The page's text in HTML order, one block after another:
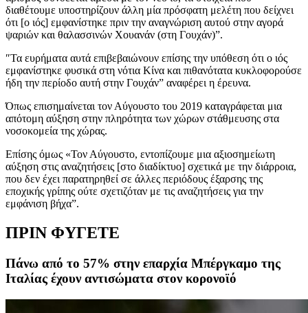
διαθέτουμε υποστηρίζουν άλλη μία πρόσφατη μελέτη που δείχνει
ότι [ο ιός] εμφανίστηκε πριν την αναγνώριση αυτού στην αγορά
ψαριών και θαλασσινών Χουανάν (στη Γουχάν)”.
″Τα ευρήματα αυτά επιβεβαιώνουν επίσης την υπόθεση ότι ο ιός
εμφανίστηκε φυσικά στη νότια Κίνα και πιθανότατα κυκλοφορούσε
ήδη την περίοδο αυτή στην Γουχάν” αναφέρει η έρευνα.
Όπως επισημαίνεται τον Αύγουστο του 2019 καταγράφεται μια
απότομη αύξηση στην πληρότητα των χώρων στάθμευσης στα
νοσοκομεία της χώρας.
Επίσης όμως «Τον Αύγουστο, εντοπίζουμε μια αξιοσημείωτη
αύξηση στις αναζητήσεις [στο διαδίκτυο] σχετικά με την διάρροια,
που δεν έχει παρατηρηθεί σε άλλες περιόδους έξαρσης της
εποχικής γρίπης ούτε σχετιζόταν με τις αναζητήσεις για την
εμφάνιση βήχα”.
ΠΡΙΝ ΦΥΓΕΤΕ
Πάνω από το 57% στην επαρχία Μπέργκαμο της
Ιταλίας έχουν αντισώματα στον κορονοϊό